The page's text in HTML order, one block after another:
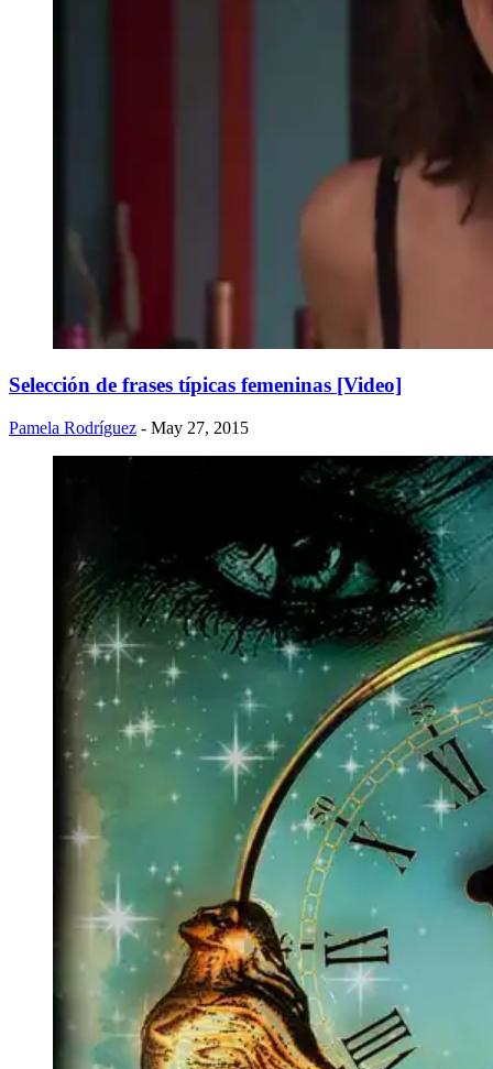
Selección de frases típicas femeninas [Video]
Pamela Rodríguez - May 27, 2015